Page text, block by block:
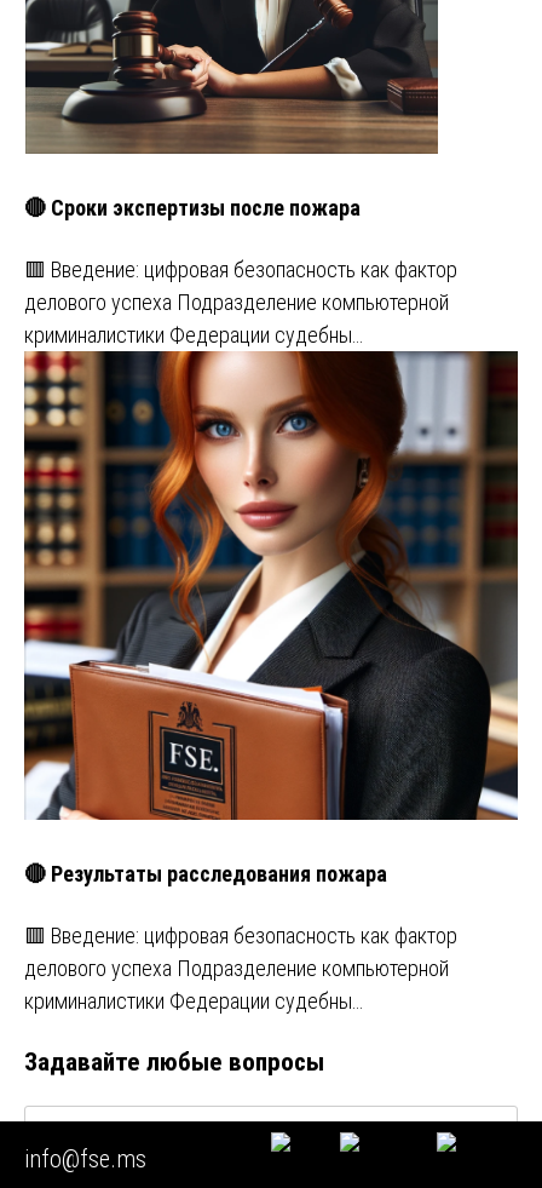
🔴 Сроки экспертизы после пожара
🟥 Введение: цифровая безопасность как фактор
делового успеха Подразделение компьютерной
криминалистики Федерации судебны…
🔴 Результаты расследования пожара
🟥 Введение: цифровая безопасность как фактор
делового успеха Подразделение компьютерной
криминалистики Федерации судебны…
Задавайте любые вопросы
info@fse.ms